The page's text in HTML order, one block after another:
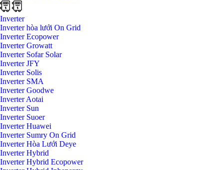
Inverter
Inverter hòa lưới On Grid
Inverter Ecopower
Inverter Growatt
Inverter Sofar Solar
Inverter JFY
Inverter Solis
Inverter SMA
Inverter Goodwe
Inverter Aotai
Inverter Sun
Inverter Suoer
Inverter Huawei
Inverter Sumry On Grid
Inverter Hòa Lưới Deye
Inverter Hybrid
Inverter Hybrid Ecopower